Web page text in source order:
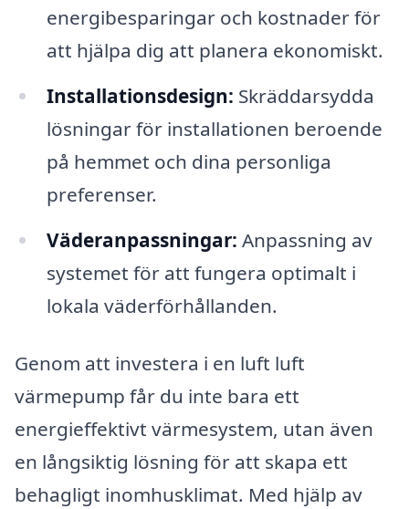
energibesparingar och kostnader för
att hjälpa dig att planera ekonomiskt.
Installationsdesign: Skräddarsydda
lösningar för installationen beroende
på hemmet och dina personliga
preferenser.
Väderanpassningar: Anpassning av
systemet för att fungera optimalt i
lokala väderförhållanden.
Genom att investera i en luft luft
värmepump får du inte bara ett
energieffektivt värmesystem, utan även
en långsiktig lösning för att skapa ett
behagligt inomhusklimat. Med hjälp av